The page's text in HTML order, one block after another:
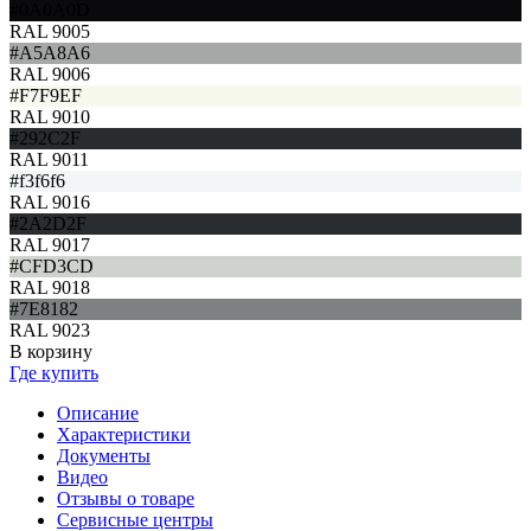
RAL 9005
#A5A8A6
RAL 9006
#F7F9EF
RAL 9010
#292C2F
RAL 9011
#f3f6f6
RAL 9016
#2A2D2F
RAL 9017
#CFD3CD
RAL 9018
#7E8182
RAL 9023
В корзину
Где купить
Описание
Характеристики
Документы
Видео
Отзывы о товаре
Сервисные центры